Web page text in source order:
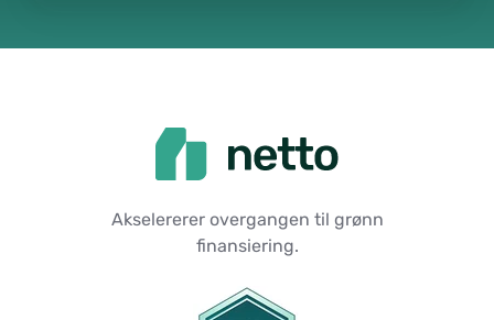
Akselererer overgangen til grønn
finansiering.